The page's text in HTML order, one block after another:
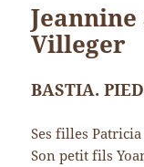
Jeannine
Villeger
BASTIA.
Ses filles
Son petit fils